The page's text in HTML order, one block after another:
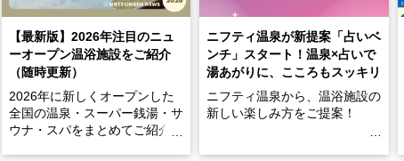
【最新版】2026年注目のニュ
ーオープン温浴施設をご紹介
（随時更新）
2026年に新しくオープンした
全国の温泉・スーパー銭湯・サ
ウナ・スパをまとめてご紹介！
ニフティ温泉が新提案「占いベ
ンチ」スタート！温泉×占いで
湯あがりに、こころもスッキリ
ニフティ温泉から、温浴施設の
新しい楽しみ方をご提案！